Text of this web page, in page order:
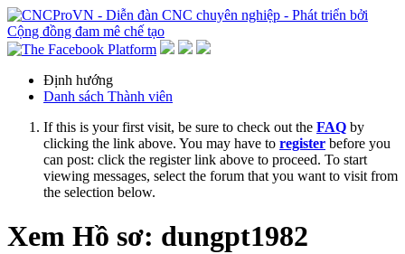
Định hướng
Danh sách Thành viên
If this is your first visit, be sure to check out the FAQ by
clicking the link above. You may have to register before you
can post: click the register link above to proceed. To start
viewing messages, select the forum that you want to visit from
the selection below.
Xem Hồ sơ: dungpt1982